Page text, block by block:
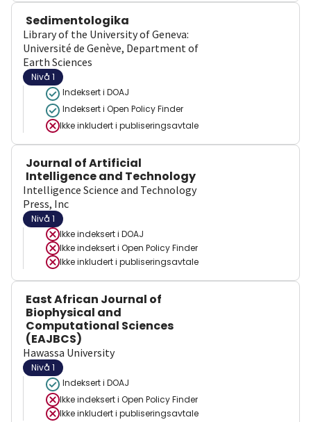
Sedimentologika
Library of the University of Geneva:
Université de Genève, Department of
Earth Sciences
Nivå 1
Indeksert i DOAJ
Indeksert i Open Policy Finder
Ikke inkludert i publiseringsavtale
Journal of Artificial
Intelligence and Technology
Intelligence Science and Technology
Press, Inc
Nivå 1
Ikke indeksert i DOAJ
Ikke indeksert i Open Policy Finder
Ikke inkludert i publiseringsavtale
East African Journal of
Biophysical and
Computational Sciences
(EAJBCS)
Hawassa University
Nivå 1
Indeksert i DOAJ
Ikke indeksert i Open Policy Finder
Ikke inkludert i publiseringsavtale